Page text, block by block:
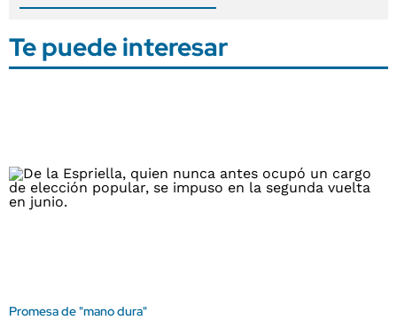
Te puede interesar
Promesa de "mano dura"